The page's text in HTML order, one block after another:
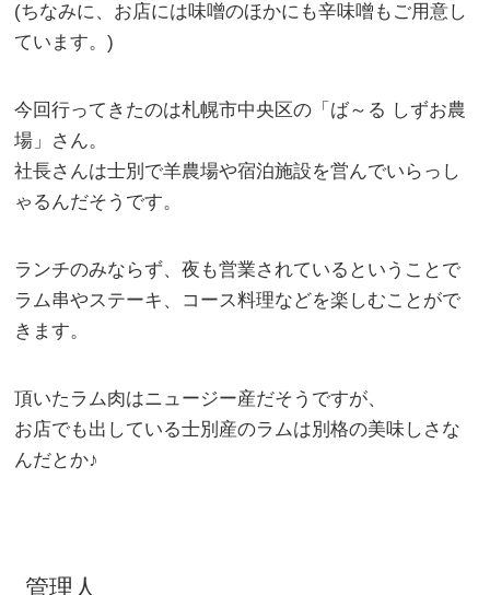
(ちなみに、お店には味噌のほかにも辛味噌もご用意し
ています。)
今回行ってきたのは札幌市中央区の「ば～る しずお農
場」さん。
社長さんは士別で羊農場や宿泊施設を営んでいらっし
ゃるんだそうです。
ランチのみならず、夜も営業されているということで
ラム串やステーキ、コース料理などを楽しむことがで
きます。
頂いたラム肉はニュージー産だそうですが、
お店でも出している士別産のラムは別格の美味しさな
んだとか♪
管理人